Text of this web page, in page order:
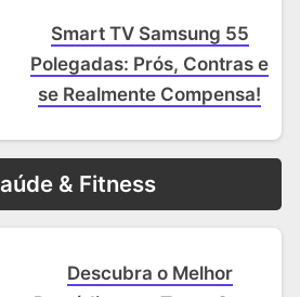
Smart TV Samsung 55
Polegadas: Prós, Contras e
se Realmente Compensa!
& Fitness
Descubra o Melhor